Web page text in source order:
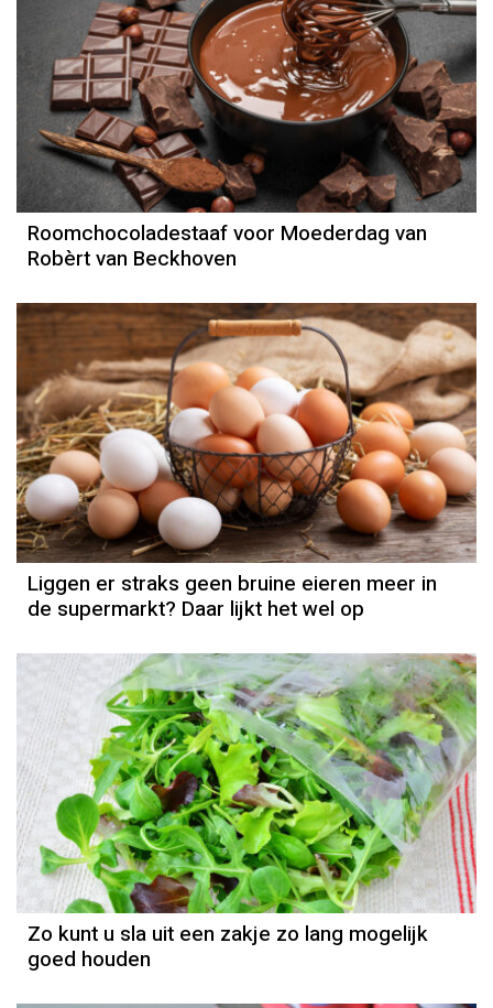
Roomchocoladestaaf voor Moederdag van
Robèrt van Beckhoven
Liggen er straks geen bruine eieren meer in
de supermarkt? Daar lijkt het wel op
Zo kunt u sla uit een zakje zo lang mogelijk
goed houden